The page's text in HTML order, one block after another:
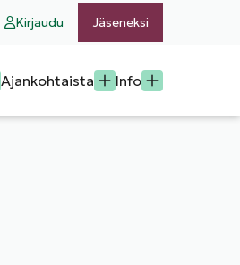
Kirjaudu Jäseneksi
Ajankohtaista Info